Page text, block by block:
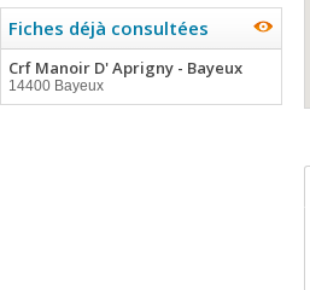
Fiches déjà consultées
Crf Manoir D' Aprigny - Bayeux
14400 Bayeux